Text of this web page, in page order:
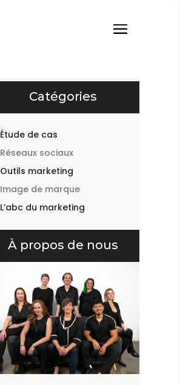
Catégories
Étude de cas
Réseaux sociaux
Outils marketing
Image de marque
L’abc du marketing
À propos de nous